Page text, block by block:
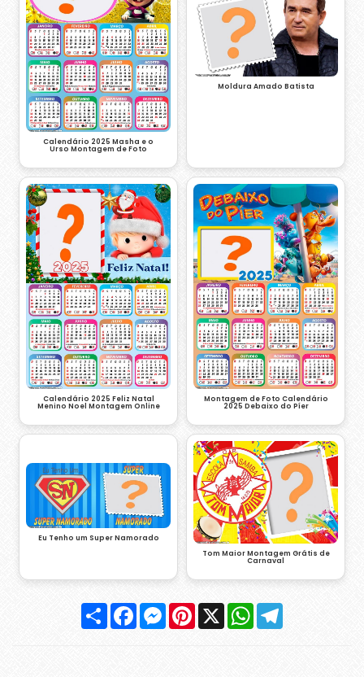
Calendário 2025 Masha e o
Urso Montagem de Foto
Moldura Amado Batista
Calendário 2025 Feliz Natal
Menino Noel Montagem Online
Montagem de Foto Calendário
2025 Debaixo do Píer
Eu Tenho um Super Namorado
Tom Maior Montagem Grátis de
Carnaval
Compartilhar
FacebookMessenger
Pinterest
X WhatsApp